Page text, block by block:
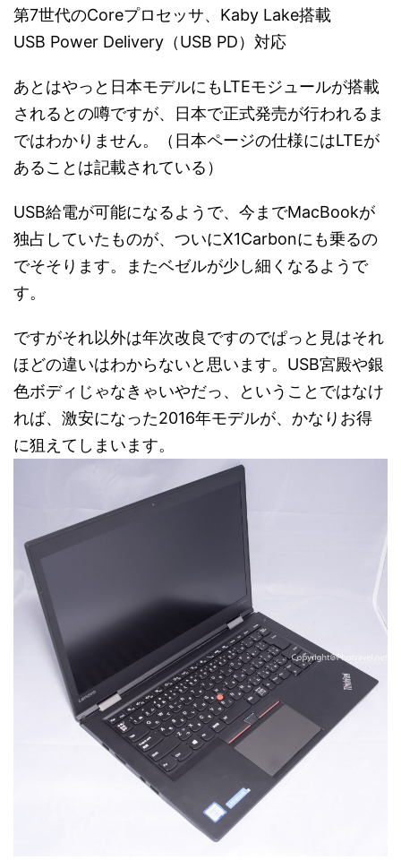
第7世代のCoreプロセッサ、Kaby Lake搭載
USB Power Delivery（USB PD）対応
あとはやっと日本モデルにもLTEモジュールが搭載
されるとの噂ですが、日本で正式発売が行われるま
ではわかりません。（日本ページの仕様にはLTEが
あることは記載されている）
USB給電が可能になるようで、今までMacBookが
独占していたものが、ついにX1Carbonにも乗るの
でそそります。またベゼルが少し細くなるようで
す。
ですがそれ以外は年次改良ですのでぱっと見はそれ
ほどの違いはわからないと思います。USB宮殿や銀
色ボディじゃなきゃいやだっ、ということではなけ
れば、激安になった2016年モデルが、かなりお得
に狙えてしまいます。